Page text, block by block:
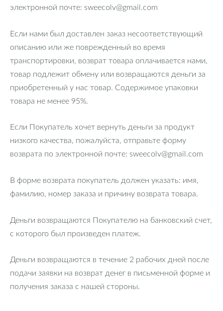
электронной почте: sweecolv@gmail.com
Если нами был доставлен заказ несоответствующий
описанию или же поврежденный во время
транспортировки, возврат товара оплачивается нами,
товар подлежит обмену или возвращаются деньги за
приобретенный у нас товар. Содержимое упаковки
товара не менее 95%.
Если Покупатель хочет вернуть деньги за продукт
низкого качества, пожалуйста, отправьте форму
возврата по электронной почте: sweecolv@gmail.com
В форме возврата покупатель должен указать: имя,
фамилию, номер заказа и причину возврата товара.
Деньги возвращаются Покупателю на банковский счет,
с которого был произведен платеж.
Деньги возвращаются в течение 2 рабочих дней после
подачи заявки на возврат денег в письменной форме и
получения заказа с нашей стороны.